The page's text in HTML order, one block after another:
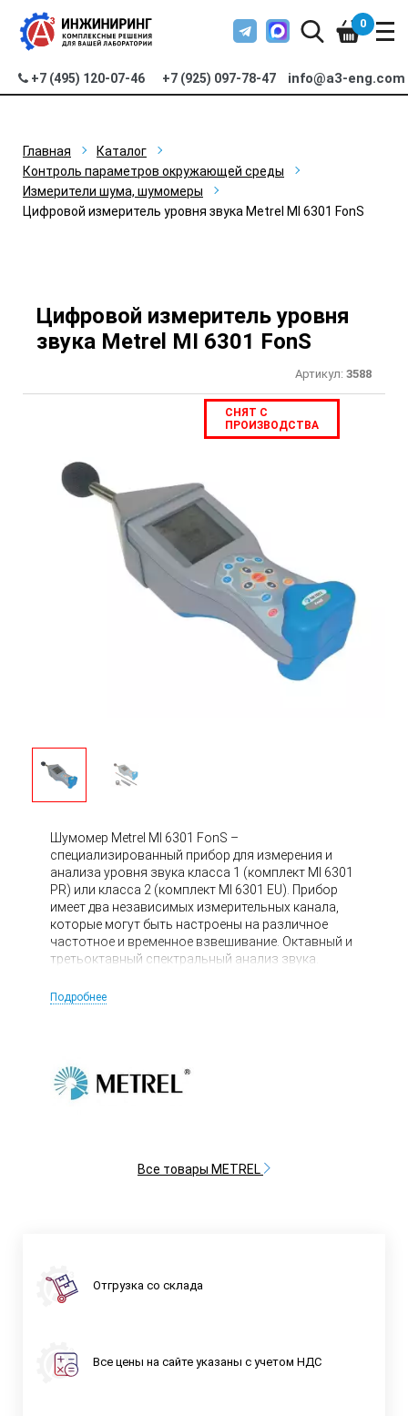
+7 (495) 120-07-46 +7 (925) 097-78-47 info@a3-eng.com
0
Главная
Каталог
Контроль параметров окружающей среды
Измерители шума, шумомеры
Цифровой измеритель уровня звука Metrel MI 6301 FonS
Цифровой измеритель уровня
звука Metrel MI 6301 FonS
Артикул: 3588
СНЯТ С
ПРОИЗВОДСТВА
Шумомер Metrel MI 6301 FonS –
специализированный прибор для измерения и
анализа уровня звука класса 1 (комплект MI 6301
PR) или класса 2 (комплект MI 6301 EU). Прибор
имеет два независимых измерительных канала,
которые могут быть настроены на различное
частотное и временное взвешивание. Октавный и
третьоктавный спектральный анализ звука.
внутреннюю память, USB-интерфейс для связи с
Подробнее
Все товары METREL
Отгрузка со склада
Все цены на сайте указаны с учетом НДС